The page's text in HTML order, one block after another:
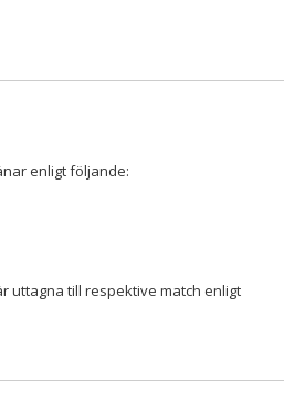
enligt följande:
uttagna till respektive match enligt